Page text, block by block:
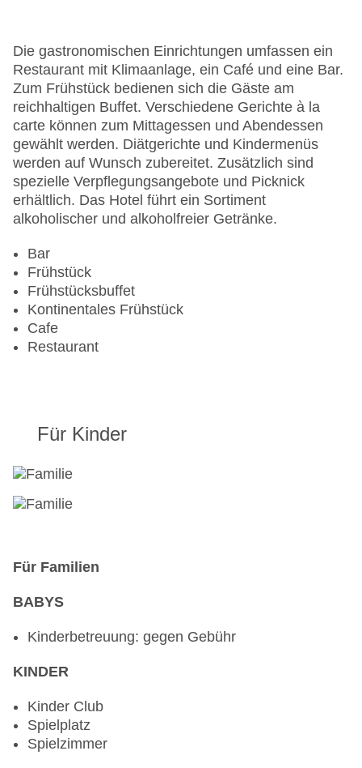
Anzahl der Aufzüge: 1
Haustiere: gegen Gebühr
Zimmerservice
Gesamtanzahl der Stockwerke: 1
Gesamtanzahl der Zimmer: 206
Pools:Indoor Pool, Outdoor Pool, Sonnenschirme
am Pool, Liegen am Pool
Zahlungsarten: American Express, Diners Club,
EC Maestro, Mastercard, Visa
Landeskategorie: 4 Sterne
Die gastronomischen Einrichtungen umfassen ein
Restaurant mit Klimaanlage, ein Café und eine Bar.
Zum Frühstück bedienen sich die Gäste am
reichhaltigen Buffet. Verschiedene Gerichte à la
carte können zum Mittagessen und Abendessen
gewählt werden. Diätgerichte und Kindermenüs
werden auf Wunsch zubereitet. Zusätzlich sind
spezielle Verpflegungsangebote und Picknick
erhältlich. Das Hotel führt ein Sortiment
alkoholischer und alkoholfreier Getränke.
Bar
Frühstück
Frühstücksbuffet
Kontinentales Frühstück
Cafe
Restaurant
Für Kinder
Für Familien
BABYS
Kinderbetreuung: gegen Gebühr
KINDER
Kinder Club
Spielplatz
Spielzimmer